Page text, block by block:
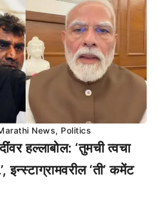
News, Politics
हल्लाबोल: ‘तुमची त्वचा
इन्स्टाग्रामवरील ‘ती’ कमेंट